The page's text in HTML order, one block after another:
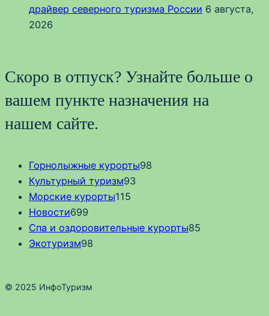
драйвер северного туризма России 6 августа,
2026
Скоро в отпуск? Узнайте больше о
вашем пункте назначения на
нашем сайте.
Горнолыжные курорты98
Культурный туризм93
Морские курорты115
Новости699
Спа и оздоровительные курорты85
Экотуризм98
© 2025 ИнфоТуризм